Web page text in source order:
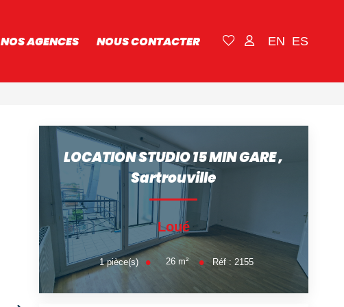
NOS AGENCES NOUS CONTACTER EN ES
LOCATION STUDIO 15 MIN GARE,
Sartrouville
Loué
1pièce(s) 26 m² Réf : 2155